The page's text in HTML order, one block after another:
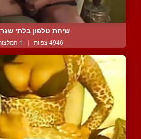
שיחת טלפון בלתי
4946 צפיות | 1 המלצות